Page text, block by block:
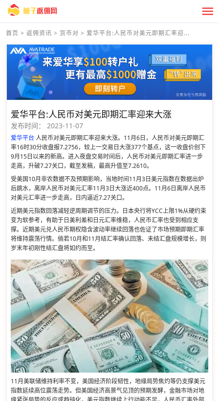
首页 > 返佣资讯 > 货币对 > 爱华平台:人民币对美元即期汇率迎...
爱华平台:人民币对美元即期汇率迎来大涨
发布时间： 2023-11-07
爱华平台 人民币对美元即期汇率迎来大涨。11月6日，人民币对美元即期汇
率16时30分收盘报7.2756，较上一交易日大涨377个基点，这一收盘价创下
9月15日以来的新高。进入夜盘交易时间后，人民币对美元即期汇率进一步
走高，升破7.27关口，截至发稿，最高升值至7.2610。
受美国10月非农数据不及预期影响，当地时间11月3日美元指数在数据出炉
后跳水，离岸人民币对美元汇率11月3日大涨近400点。11月6日离岸人民币
对美元汇率进一步走高，日内逼近7.27关口。
近期美元指数回落减轻逆周期调节的压力。日本央行将YCC上限1%从硬约束
变为软参考，有助于日美利差和日元汇率维稳，人民币汇率也受到相应支
撑。近期美元兑人民币期权隐含波动率继续回落也佐证了市场预期即期汇率
将维持震荡行情。倘若10月和11月结汇率确认回落、未结汇盘规模增长，则
岁末年初刚性结汇盘将如约而至。
11月美联储维持利率不变，美国经济阶段韧性，地缘局势焦灼等仍支撑美元
指数延续高位震荡走势。但美国经济高景气见顶的预期发酵，金融市场对地